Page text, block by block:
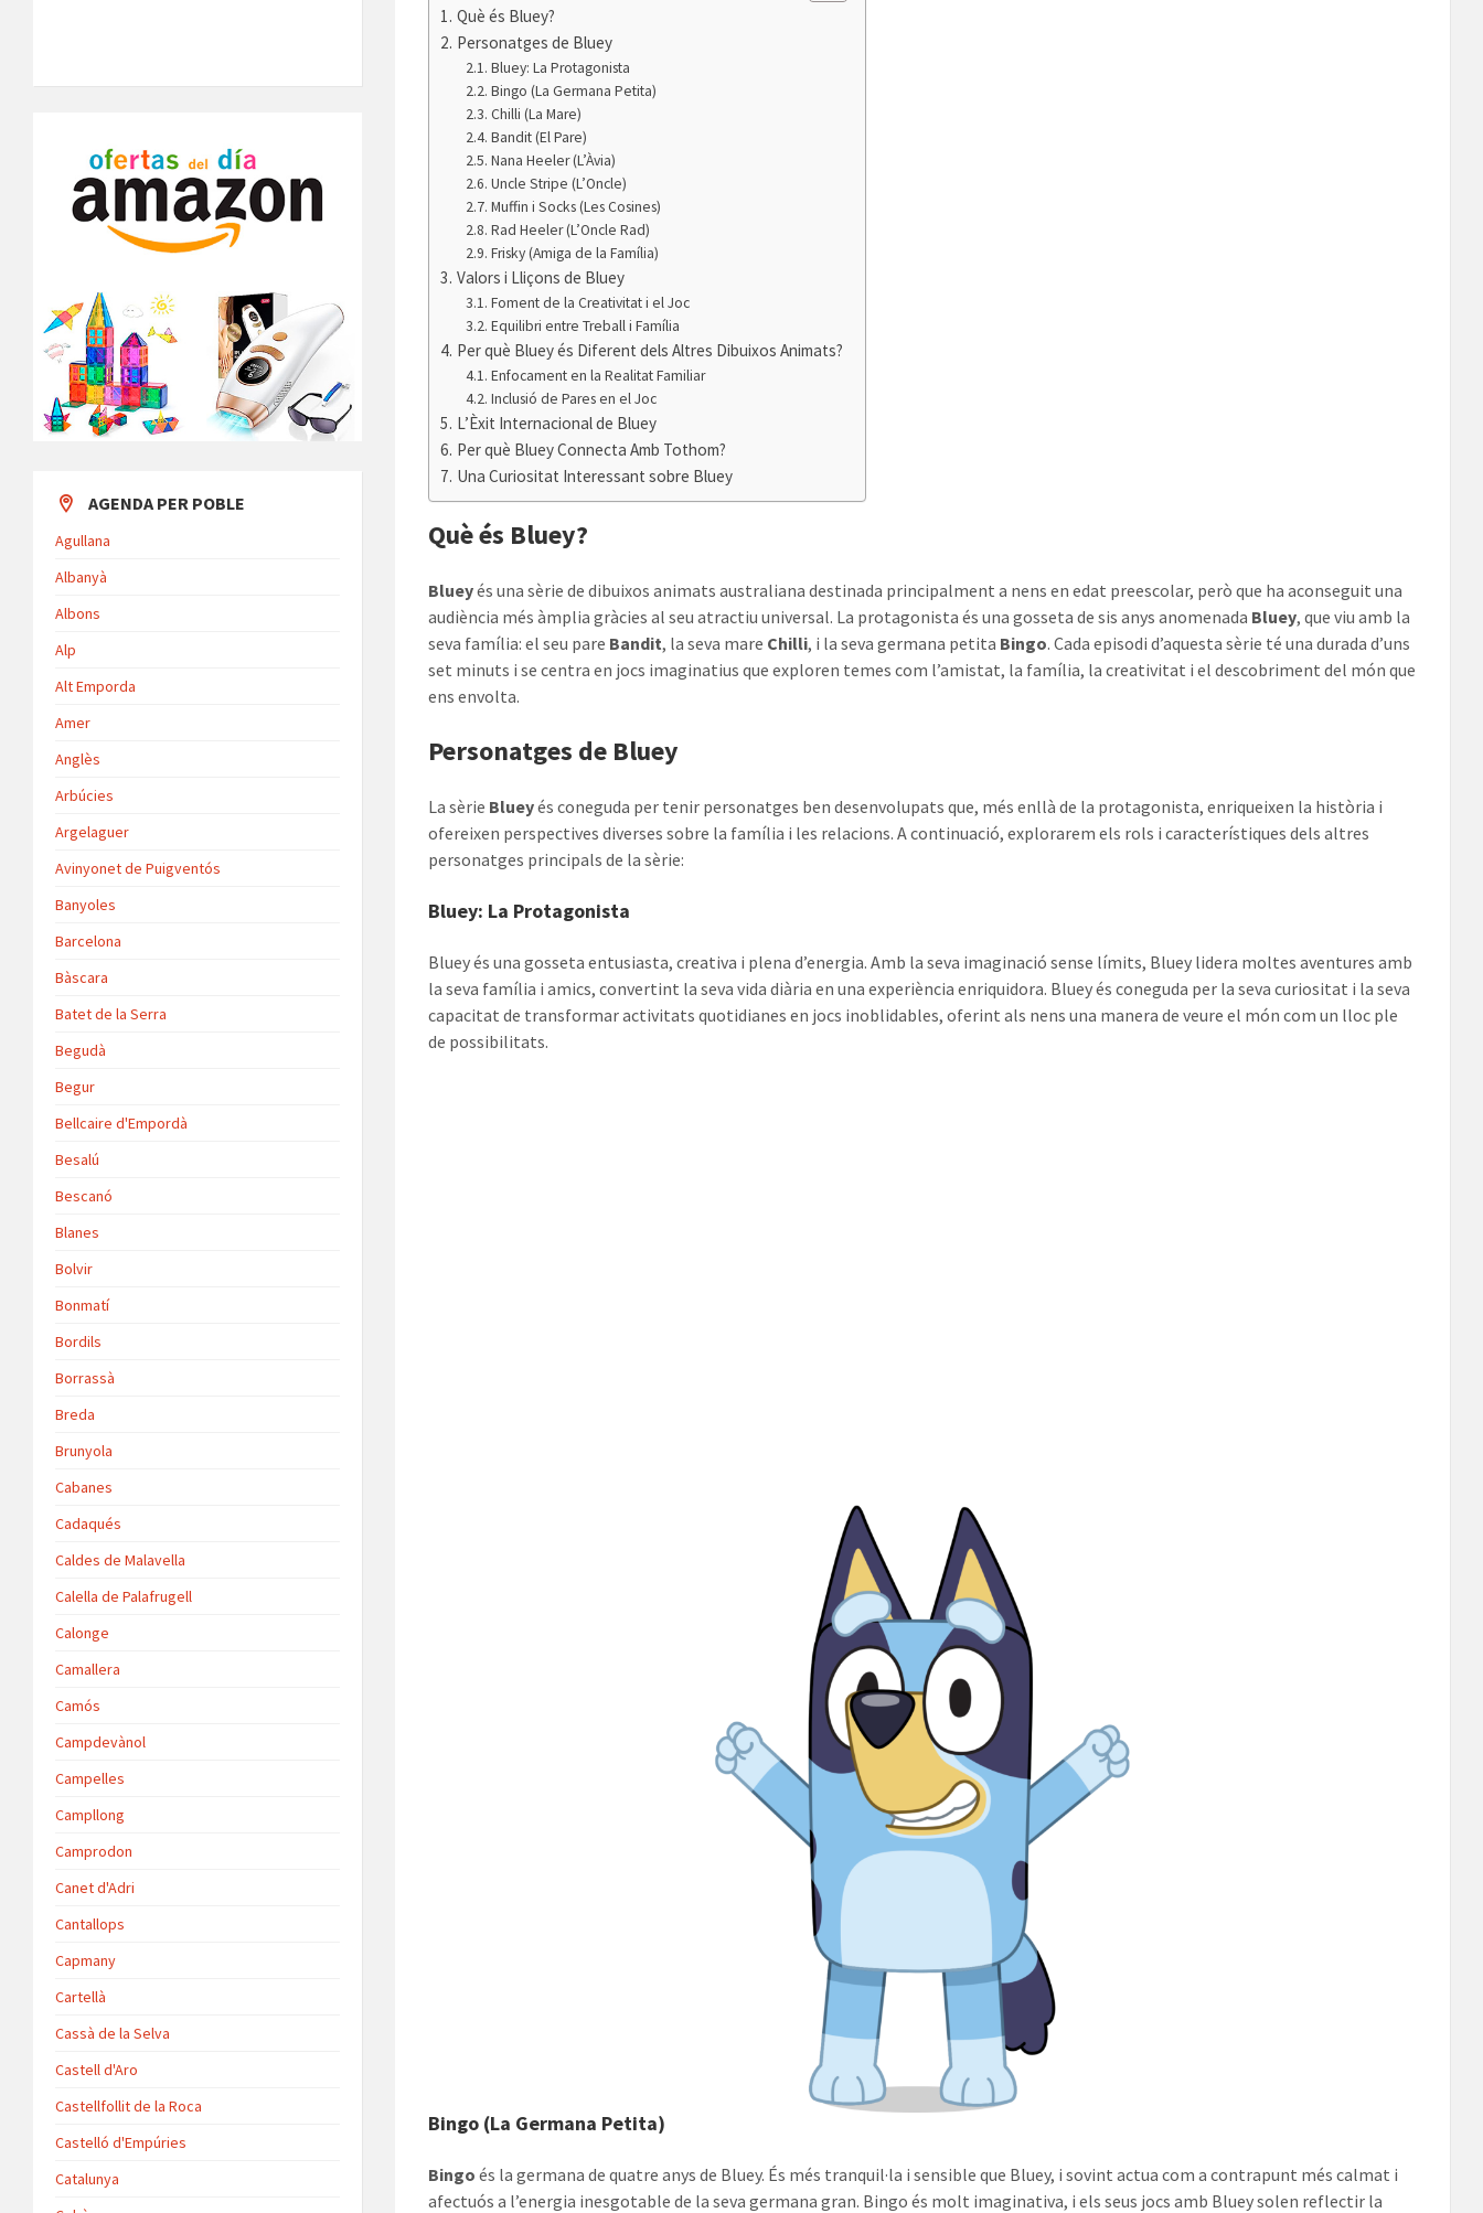
Què és Bluey?
Personatges de Bluey
Bluey: La Protagonista
Bingo (La Germana Petita)
Chilli (La Mare)
Bandit (El Pare)
Nana Heeler (L’Àvia)
Uncle Stripe (L’Oncle)
Muffin i Socks (Les Cosines)
Rad Heeler (L’Oncle Rad)
Frisky (Amiga de la Família)
Valors i Lliçons de Bluey
Foment de la Creativitat i el Joc
Equilibri entre Treball i Família
Per què Bluey és Diferent dels Altres Dibuixos Animats?
Enfocament en la Realitat Familiar
Inclusió de Pares en el Joc
L’Èxit Internacional de Bluey
Per què Bluey Connecta Amb Tothom?
Una Curiositat Interessant sobre Bluey
Què és Bluey?
Blueyés una sèrie de dibuixos animats australiana destinada principalment a nens en edat preescolar, però que ha aconseguit una
audiència més àmplia gràcies al seu atractiu universal. La protagonista és una gosseta de sis anys anomenada Bluey, que viu amb la
seva família: el seu pare Bandit, la seva mare Chilli, i la seva germana petita Bingo. Cada episodi d’aquesta sèrie té una durada d’uns
set minuts i se centra en jocs imaginatius que exploren temes com l’amistat, la família, la creativitat i el descobriment del món que
ens envolta.
Personatges de Bluey
La sèrie Blueyés coneguda per tenir personatges ben desenvolupats que, més enllà de la protagonista, enriqueixen la història i
ofereixen perspectives diverses sobre la família i les relacions. A continuació, explorarem els rols i característiques dels altres
personatges principals de la sèrie:
Bluey: La Protagonista
Bluey és una gosseta entusiasta, creativa i plena d’energia. Amb la seva imaginació sense límits, Bluey lidera moltes aventures amb
la seva família i amics, convertint la seva vida diària en una experiència enriquidora. Bluey és coneguda per la seva curiositat i la seva
capacitat de transformar activitats quotidianes en jocs inoblidables, oferint als nens una manera de veure el món com un lloc ple
de possibilitats.
Bingo (La Germana Petita)
Bingo és la germana de quatre anys de Bluey. És més tranquil·la i sensible que Bluey, i sovint actua com a contrapunt més calmat i
afectuós a l’energia inesgotable de la seva germana gran. Bingo és molt imaginativa, i els seus jocs amb Bluey solen reflectir la
AGENDA PER POBLE
Agullana
Albanyà
Albons
Alp
Alt Emporda
Amer
Anglès
Arbúcies
Argelaguer
Avinyonet de Puigventós
Banyoles
Barcelona
Bàscara
Batet de la Serra
Begudà
Begur
Bellcaire d'Empordà
Besalú
Bescanó
Blanes
Bolvir
Bonmatí
Bordils
Borrassà
Breda
Brunyola
Cabanes
Cadaqués
Caldes de Malavella
Calella de Palafrugell
Calonge
Camallera
Camós
Campdevànol
Campelles
Campllong
Camprodon
Canet d'Adri
Cantallops
Capmany
Cartellà
Cassà de la Selva
Castell d'Aro
Castellfollit de la Roca
Castelló d'Empúries
Catalunya